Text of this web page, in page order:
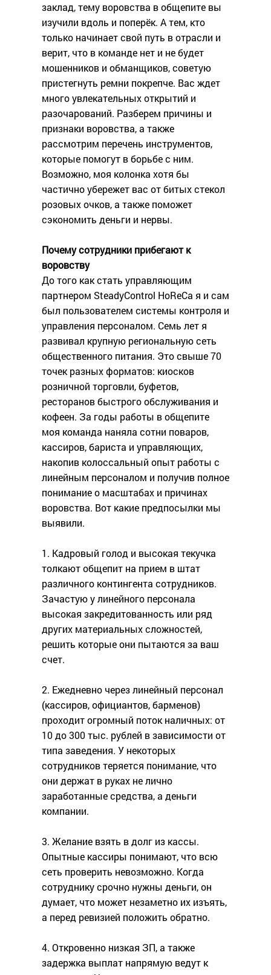
заклад, тему воровства в общепите вы
изучили вдоль и поперёк. А тем, кто
только начинает свой путь в отрасли и
верит, что в команде нет и не будет
мошенников и обманщиков, советую
пристегнуть ремни покрепче. Вас ждет
много увлекательных открытий и
разочарований. Разберем причины и
признаки воровства, а также
рассмотрим перечень инструментов,
которые помогут в борьбе с ним.
Возможно, моя колонка хотя бы
частично убережет вас от битых стекол
розовых очков, а также поможет
сэкономить деньги и нервы.
Почему сотрудники прибегают к
воровству
До того как стать управляющим
партнером SteadyControl HoReCa я и сам
был пользователем системы контроля и
управления персоналом. Семь лет я
развивал крупную региональную сеть
общественного питания. Это свыше 70
точек разных форматов: киосков
розничной торговли, буфетов,
ресторанов быстрого обслуживания и
кофеен. За годы работы в общепите
моя команда наняла сотни поваров,
кассиров, бариста и управляющих,
накопив колоссальный опыт работы с
линейным персоналом и получив полное
понимание о масштабах и причинах
воровства. Вот какие предпосылки мы
выявили.
1. Кадровый голод и высокая текучка
толкают общепит на прием в штат
различного контингента сотрудников.
Зачастую у линейного персонала
высокая закредитованность или ряд
других материальных сложностей,
решить которые они пытаются за ваш
счет.
2. Ежедневно через линейный персонал
(кассиров, официантов, барменов)
проходит огромный поток наличных: от
10 до 300 тыс. рублей в зависимости от
типа заведения. У некоторых
сотрудников теряется понимание, что
они держат в руках не лично
заработанные средства, а деньги
компании.
3. Желание взять в долг из кассы.
Опытные кассиры понимают, что всю
сеть проверить невозможно. Когда
сотруднику срочно нужны деньги, он
думает, что может незаметно их изъять,
а перед ревизией положить обратно.
4. Откровенно низкая ЗП, а также
задержка выплат напрямую ведут к